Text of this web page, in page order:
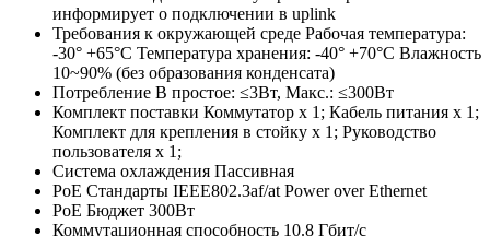
информирует о подключении в uplink
Требования к окружающей среде Рабочая температура:
-30° +65°C Температура хранения: -40° +70°C Влажность
10~90% (без образования конденсата)
Потребление В простое: ≤3Вт, Макс.: ≤300Вт
Комплект поставки Коммутатор х 1; Кабель питания х 1;
Комплект для крепления в стойку х 1; Руководство
пользователя х 1;
Система охлаждения Пассивная
PoE Стандарты IEEE802.3af/at Power over Ethernet
PoE Бюджет 300Вт
Коммутационная способность 10.8 Гбит/с